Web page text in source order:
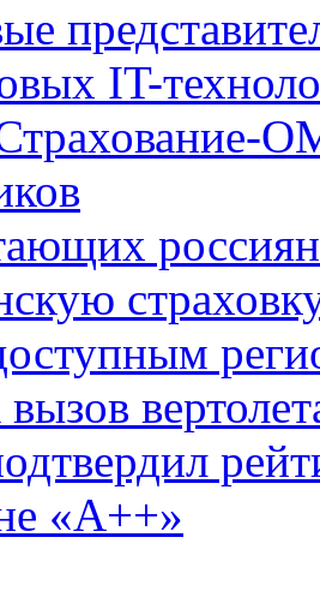
IT-
россиян
вызов
«А++»